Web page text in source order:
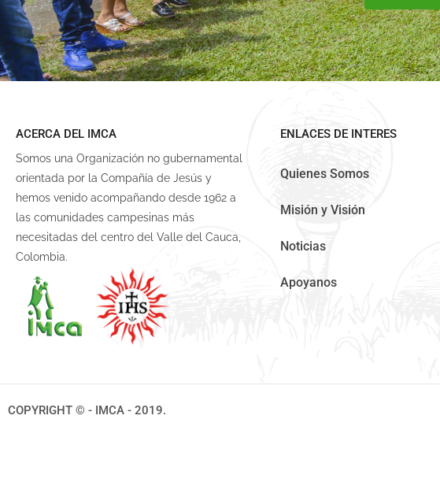
ACERCA DEL IMCA
Somos una Organización no gubernamental
orientada por la Compañía de Jesús y
hemos venido acompañando desde 1962 a
las comunidades campesinas más
necesitadas del centro del Valle del Cauca,
Colombia.
ENLACES DE INTERES
Quienes Somos
Misión y Visión
Noticias
Apoyanos
COPYRIGHT © - IMCA - 2019.